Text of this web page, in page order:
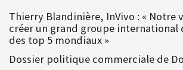
Thierry Blandinière, InVivo : « Notre
créer un grand groupe
des top 5 mondiaux »
Dossier politique commerciale de